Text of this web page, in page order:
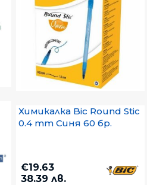
Химикалка Bic Round Stic
0.4 mm Синя 60 бр.
€19.63
38.39 лв.